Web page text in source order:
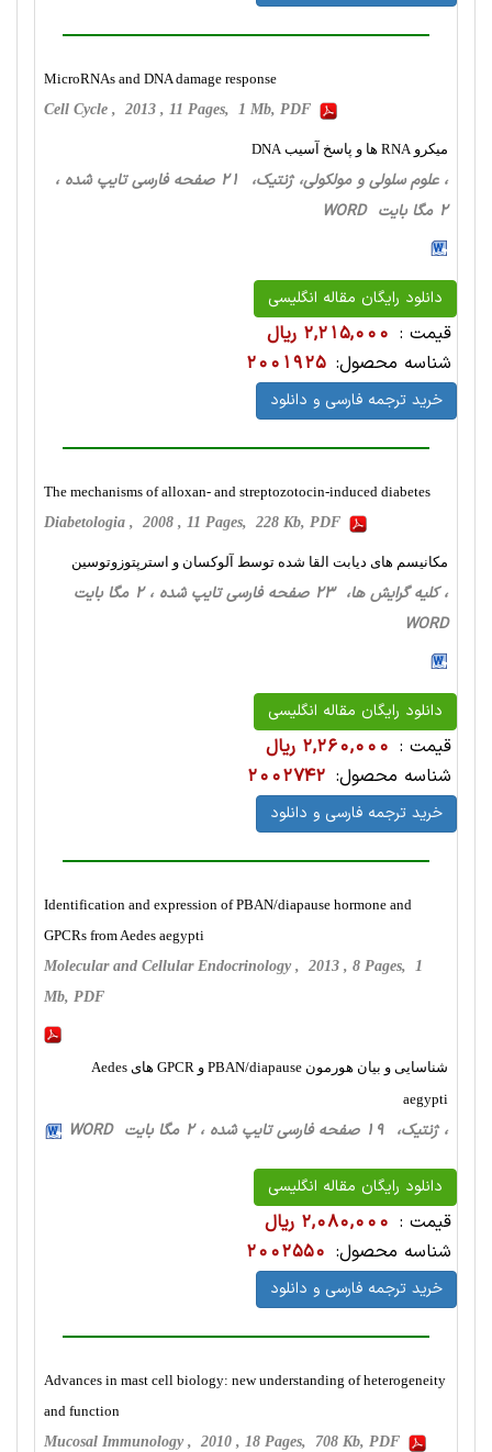
MicroRNAs and DNA damage response
Cell Cycle , 2013 , 11 Pages, 1 Mb, PDF
میکرو RNA ها و پاسخ آسیب DNA
، علوم سلولی و مولکولی، ژنتیک، 21 صفحه فارسی تایپ شده ،
2 مگا بایت WORD
دانلود رایگان مقاله انگلیسی
قیمت : 2,215,000 ریال
شناسه محصول: 2001925
خرید ترجمه فارسی و دانلود
The mechanisms of alloxan- and streptozotocin-induced diabetes
Diabetologia , 2008 , 11 Pages, 228 Kb, PDF
مکانیسم های دیابت القا شده توسط آلوکسان و استرپتوزوتوسین
، کلیه گرایش ها، 23 صفحه فارسی تایپ شده ، 2 مگا بایت
WORD
دانلود رایگان مقاله انگلیسی
قیمت : 2,260,000 ریال
شناسه محصول: 2002742
خرید ترجمه فارسی و دانلود
Identification and expression of PBAN/diapause hormone and
GPCRs from Aedes aegypti
Molecular and Cellular Endocrinology , 2013 , 8 Pages, 1
Mb, PDF
شناسایی و بیان هورمون PBAN/diapause و GPCR های Aedes
aegypti
، ژنتیک، 19 صفحه فارسی تایپ شده ، 2 مگا بایت WORD
دانلود رایگان مقاله انگلیسی
قیمت : 2,080,000 ریال
شناسه محصول: 2002550
خرید ترجمه فارسی و دانلود
Advances in mast cell biology: new understanding of heterogeneity
and function
Mucosal Immunology , 2010 , 18 Pages, 708 Kb, PDF